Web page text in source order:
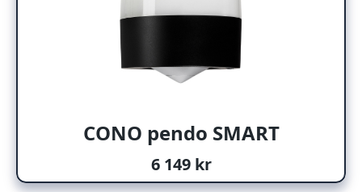
CONO pendo SMART
6 149 kr